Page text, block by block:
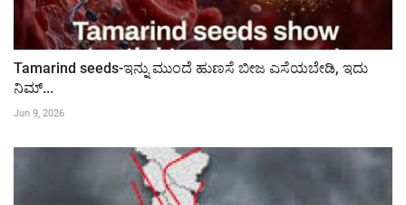
Tamarind seeds-ಇನ್ನು ಮುಂದೆ ಹುಣಸೆ ಬೀಜ ಎಸೆಯಬೇಡಿ, ಇದು
ನಿಮ್...
Jun 9, 2026